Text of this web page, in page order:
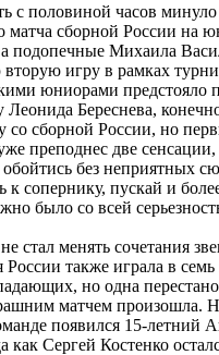
с половиной часов
матча сборной России на
подопечные Михаила
игру в рамках
юниорами предстояло
Береснева,
со сборной России, но
преподнес две сенсации,
без неприятных
к сопернику, пускай и
было со всей
стал менять сочетания
также играла в
но одна
матчем произошла.
появился 15-летний
как Сергей Костенко